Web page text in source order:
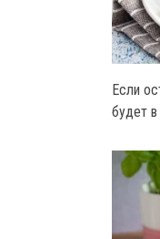
Если
будет в